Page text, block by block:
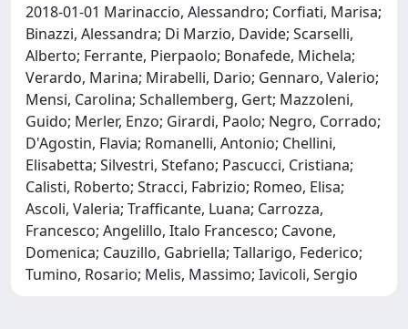
2018-01-01 Marinaccio, Alessandro; Corfiati, Marisa;
Binazzi, Alessandra; Di Marzio, Davide; Scarselli,
Alberto; Ferrante, Pierpaolo; Bonafede, Michela;
Verardo, Marina; Mirabelli, Dario; Gennaro, Valerio;
Mensi, Carolina; Schallemberg, Gert; Mazzoleni,
Guido; Merler, Enzo; Girardi, Paolo; Negro, Corrado;
D'Agostin, Flavia; Romanelli, Antonio; Chellini,
Elisabetta; Silvestri, Stefano; Pascucci, Cristiana;
Calisti, Roberto; Stracci, Fabrizio; Romeo, Elisa;
Ascoli, Valeria; Trafficante, Luana; Carrozza,
Francesco; Angelillo, Italo Francesco; Cavone,
Domenica; Cauzillo, Gabriella; Tallarigo, Federico;
Tumino, Rosario; Melis, Massimo; Iavicoli, Sergio